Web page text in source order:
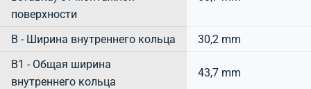
поверхности
B - Ширина внутреннего кольца
30,2 mm
B1 - Общая ширина
внутреннего кольца
43,7 mm